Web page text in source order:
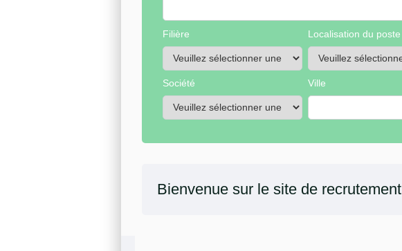
Filière Localisation du poste
Société Ville
Bienvenue sur le site de recrutement